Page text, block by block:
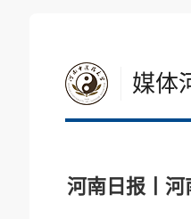
媒体
河南日报丨